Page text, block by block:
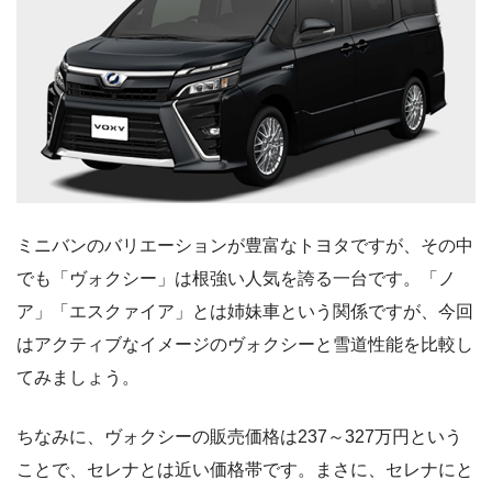
ミニバンのバリエーションが豊富なトヨタですが、その中
でも「ヴォクシー」は根強い人気を誇る一台です。「ノ
ア」「エスクァイア」とは姉妹車という関係ですが、今回
はアクティブなイメージのヴォクシーと雪道性能を比較し
てみましょう。
ちなみに、ヴォクシーの販売価格は237～327万円という
ことで、セレナとは近い価格帯です。まさに、セレナにと